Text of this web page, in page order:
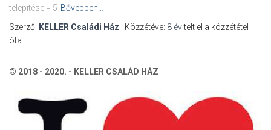
telepítése = 5 Bővebben…
Szerző: KELLER Családi Ház | Közzétéve: 8 évtelt el a közzététel
óta
© 2018 - 2020. - KELLER CSALÁD HÁZ